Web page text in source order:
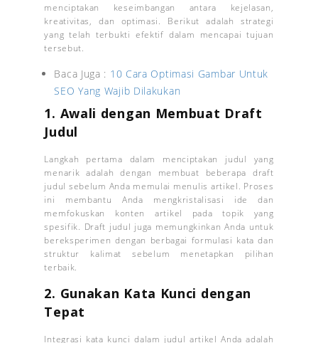
menciptakan keseimbangan antara kejelasan,
kreativitas, dan optimasi. Berikut adalah strategi
yang telah terbukti efektif dalam mencapai tujuan
tersebut.
Baca Juga : 10 Cara Optimasi Gambar Untuk
SEO Yang Wajib Dilakukan
1. Awali dengan Membuat Draft
Judul
Langkah pertama dalam menciptakan judul yang
menarik adalah dengan membuat beberapa draft
judul sebelum Anda memulai menulis artikel. Proses
ini membantu Anda mengkristalisasi ide dan
memfokuskan konten artikel pada topik yang
spesifik. Draft judul juga memungkinkan Anda untuk
bereksperimen dengan berbagai formulasi kata dan
struktur kalimat sebelum menetapkan pilihan
terbaik.
2. Gunakan Kata Kunci dengan
Tepat
Integrasi kata kunci dalam judul artikel Anda adalah